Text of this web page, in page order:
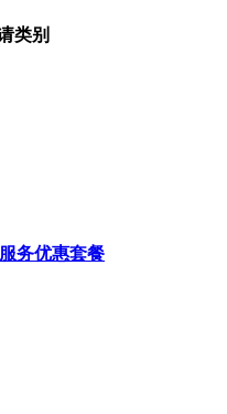
类别
务优惠套餐